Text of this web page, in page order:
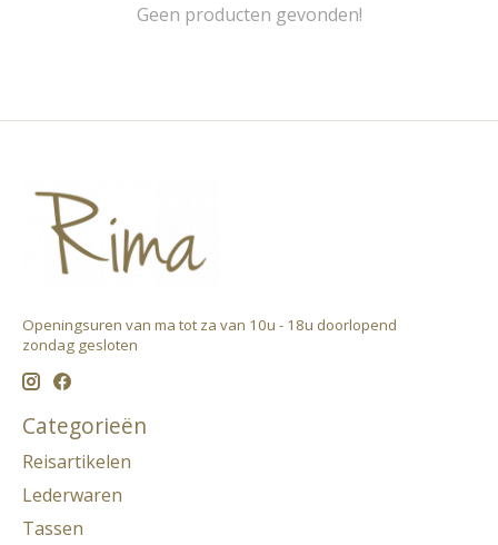
Geen producten gevonden!
Openingsuren van ma tot za van 10u - 18u doorlopend ​
zondag gesloten
Categorieën
Reisartikelen
Lederwaren
Tassen